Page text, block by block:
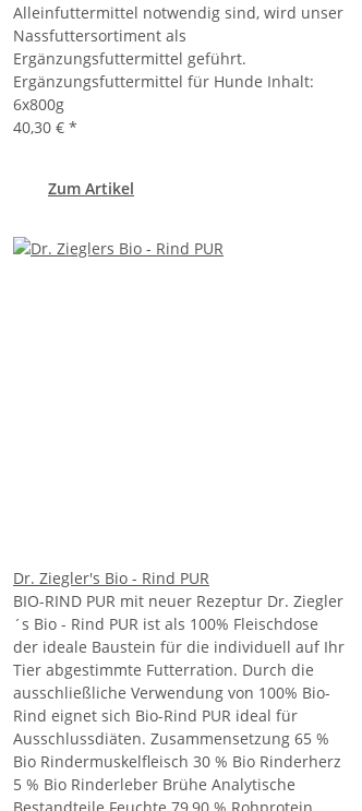
Alleinfuttermittel notwendig sind, wird unser
Nassfuttersortiment als
Ergänzungsfuttermittel geführt.
Ergänzungsfuttermittel für Hunde Inhalt:
6x800g
40,30 € *
Zum Artikel
Dr. Ziegler's Bio - Rind PUR
BIO-RIND PUR mit neuer Rezeptur Dr. Ziegler
´s Bio - Rind PUR ist als 100% Fleischdose
der ideale Baustein für die individuell auf Ihr
Tier abgestimmte Futterration. Durch die
ausschließliche Verwendung von 100% Bio-
Rind eignet sich Bio-Rind PUR ideal für
Ausschlussdiäten. Zusammensetzung 65 %
Bio Rindermuskelfleisch 30 % Bio Rinderherz
5 % Bio Rinderleber Brühe Analytische